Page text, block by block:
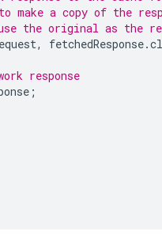
make a copy of the
the original as the
, fetchedResponse.
response
;